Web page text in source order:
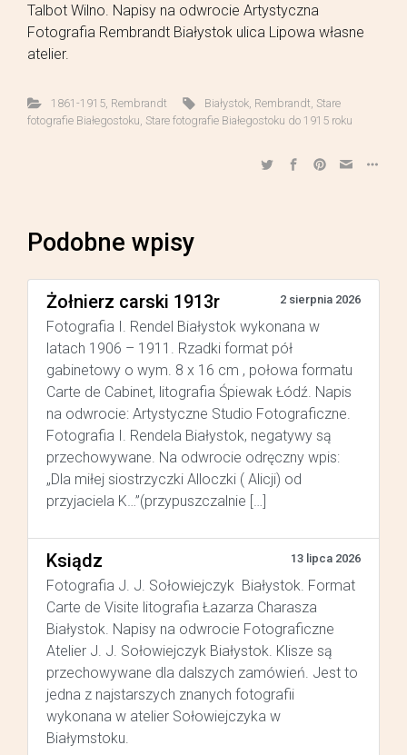
Talbot Wilno. Napisy na odwrocie Artystyczna
Fotografia Rembrandt Białystok ulica Lipowa własne
atelier.
1861-1915, Rembrandt Białystok Rembrandt Stare
fotografie Białegostoku Stare fotografie Białegostoku do 1915 roku
Podobne wpisy
Żołnierz carski 1913r 2 sierpnia 2026
Fotografia I. Rendel Białystok wykonana w
latach 1906 – 1911. Rzadki format pół
gabinetowy o wym. 8 x 16 cm , połowa formatu
Carte de Cabinet, litografia Śpiewak Łódź. Napis
na odwrocie: Artystyczne Studio Fotograficzne.
Fotografia I. Rendela Białystok, negatywy są
przechowywane. Na odwrocie odręczny wpis:
„Dla miłej siostrzyczki Alloczki ( Alicji) od
przyjaciela K…”(przypuszczalnie […]
Ksiądz 13 lipca 2026
Fotografia J. J. Sołowiejczyk Białystok. Format
Carte de Visite litografia Łazarza Charasza
Białystok. Napisy na odwrocie Fotograficzne
Atelier J. J. Sołowiejczyk Białystok. Klisze są
przechowywane dla dalszych zamówień. Jest to
jedna z najstarszych znanych fotografii
wykonana w atelier Sołowiejczyka w
Białymstoku.